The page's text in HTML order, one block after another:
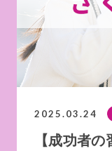
2025.03.24
【成功者